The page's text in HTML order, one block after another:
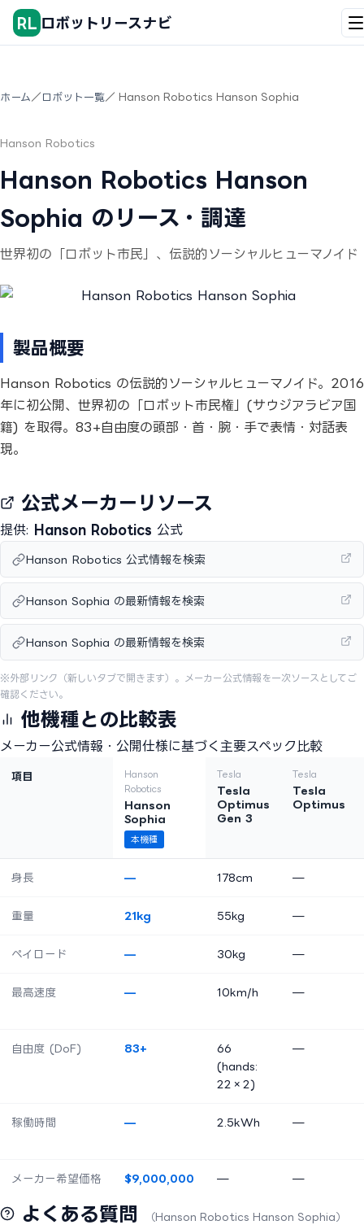
RL ロボットリースナビ
ホーム ／ ロボット一覧／ Hanson Robotics Hanson Sophia
Hanson Robotics
Hanson Robotics Hanson
Sophia のリース・調達
世界初の「ロボット市民」、伝説的ソーシャルヒューマノイド
製品概要
Hanson Robotics の伝説的ソーシャルヒューマノイド。2016
年に初公開、世界初の「ロボット市民権」(サウジアラビア国
籍) を取得。83+自由度の頭部・首・腕・手で表情・対話表
現。
公式メーカーリソース
提供: Hanson Robotics 公式
Hanson Robotics 公式情報を検索
Hanson Sophia の最新情報を検索
Hanson Sophia の最新情報を検索
※外部リンク（新しいタブで開きます）。メーカー公式情報を一次ソースとしてご
確認ください。
他機種との比較表
メーカー公式情報・公開仕様に基づく主要スペック比較
項目
Hanson
Robotics
Hanson
Sophia
本機種
Tesla
Tesla
Optimus
Gen 3
Tesla
Tesla
Optimus
身長 — 178cm —
重量 21kg 55kg —
ペイロード — 30kg —
最高速度 — 10km/h —
自由度 (DoF) 83+
66
(hands:
22×2)
—
稼働時間 — 2.5kWh —
メーカー希望価格 $9,000,000 — —
よくある質問 （Hanson Robotics Hanson Sophia）